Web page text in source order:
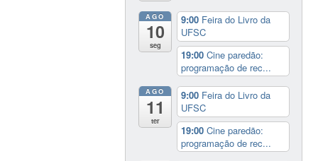
AGO
10
seg
9:00 Feira do Livro da
UFSC
19:00Cine paredão:
programação de rec...
AGO
11
ter
9:00 Feira do Livro da
UFSC
19:00Cine paredão:
programação de rec...